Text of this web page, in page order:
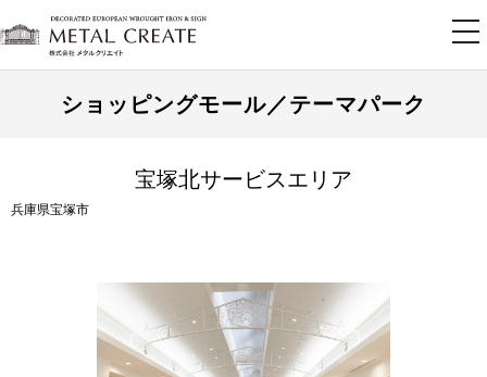
ショッピングモール／テーマパーク
宝塚北サービスエリア
兵庫県宝塚市